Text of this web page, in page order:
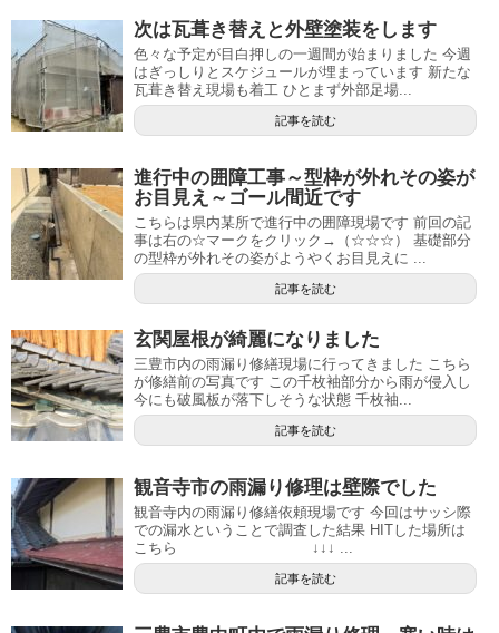
次は瓦葺き替えと外壁塗装をします
色々な予定が目白押しの一週間が始まりました 今週
はぎっしりとスケジュールが埋まっています 新たな
瓦葺き替え現場も着工 ひとまず外部足場...
記事を読む
進行中の囲障工事～型枠が外れその姿が
お目見え～ゴール間近です
こちらは県内某所で進行中の囲障現場です 前回の記
事は右の☆マークをクリック→（☆☆☆） 基礎部分
の型枠が外れその姿がようやくお目見えに ...
記事を読む
玄関屋根が綺麗になりました
三豊市内の雨漏り修繕現場に行ってきました こちら
が修繕前の写真です この千枚袖部分から雨が侵入し
今にも破風板が落下しそうな状態 千枚袖...
記事を読む
観音寺市の雨漏り修理は壁際でした
観音寺内の雨漏り修繕依頼現場です 今回はサッシ際
での漏水ということで調査した結果 HITした場所は
こちら ↓↓↓ ...
記事を読む